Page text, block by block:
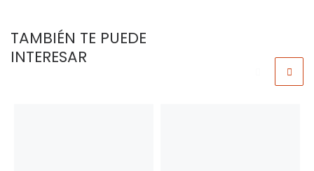
TAMBIÉN TE PUEDE
INTERESAR